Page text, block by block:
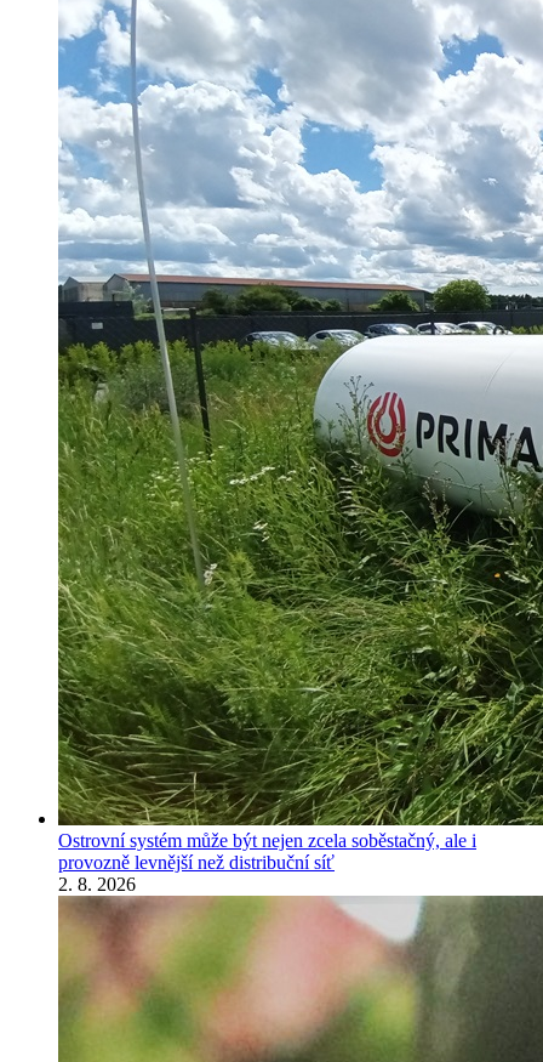
Ostrovní systém může být nejen zcela soběstačný, ale i
provozně levnější než distribuční síť
2. 8. 2026